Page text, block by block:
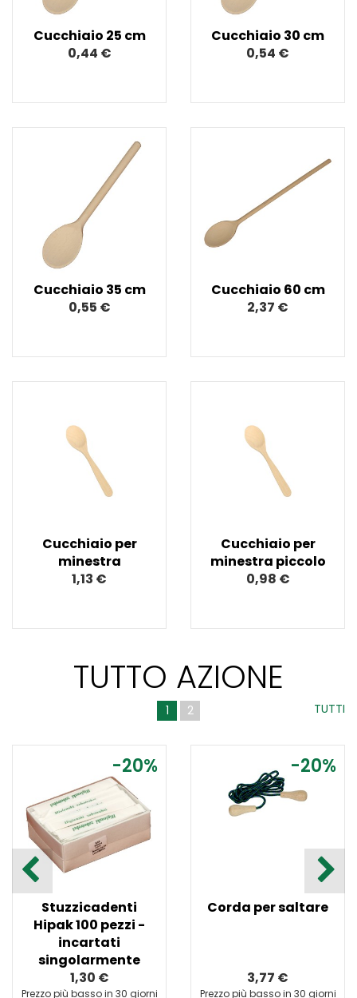
Cucchiaio 25 cm
0,44 €
Cucchiaio 30 cm
0,54 €
Cucchiaio 35 cm
0,55 €
Cucchiaio 60 cm
2,37 €
Cucchiaio per
minestra
1,13 €
Cucchiaio per
minestra piccolo
0,98 €
TUTTO AZIONE
TUTTI
1 2
-20%
Stuzzicadenti
Hipak 100 pezzi -
incartati
singolarmente
1,30 €
Prezzo più basso in 30 giorni
-20%
Corda per saltare
3,77 €
Prezzo più basso in 30 giorni